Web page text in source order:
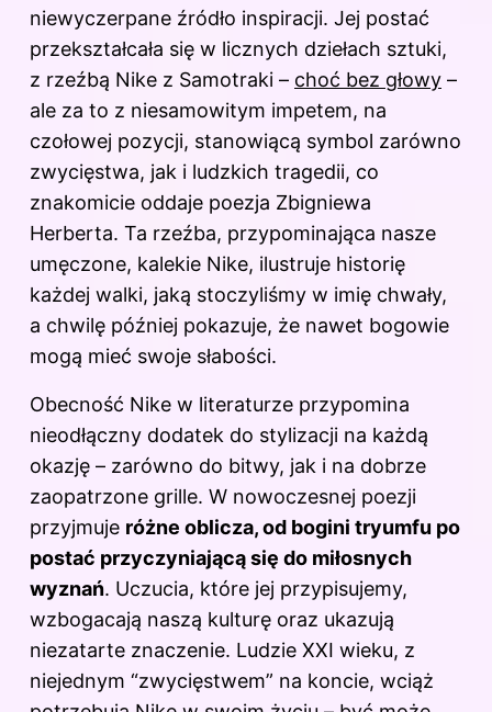
niewyczerpane źródło inspiracji. Jej postać
przekształcała się w licznych dziełach sztuki,
z rzeźbą Nike z Samotraki – choć bez głowy –
ale za to z niesamowitym impetem, na
czołowej pozycji, stanowiącą symbol zarówno
zwycięstwa, jak i ludzkich tragedii, co
znakomicie oddaje poezja Zbigniewa
Herberta. Ta rzeźba, przypominająca nasze
umęczone, kalekie Nike, ilustruje historię
każdej walki, jaką stoczyliśmy w imię chwały,
a chwilę później pokazuje, że nawet bogowie
mogą mieć swoje słabości.
Obecność Nike w literaturze przypomina
nieodłączny dodatek do stylizacji na każdą
okazję – zarówno do bitwy, jak i na dobrze
zaopatrzone grille. W nowoczesnej poezji
przyjmuje różne oblicza, od bogini tryumfu po
postać przyczyniającą się do miłosnych
wyznań. Uczucia, które jej przypisujemy,
wzbogacają naszą kulturę oraz ukazują
niezatarte znaczenie. Ludzie XXI wieku, z
niejednym “zwycięstwem” na koncie, wciąż